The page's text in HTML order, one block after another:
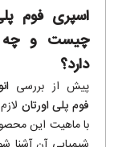
اسپری فوم
چیست و چه
دارد؟
پیش از بررسی
فوم پلی اورتان
با ماهیت این